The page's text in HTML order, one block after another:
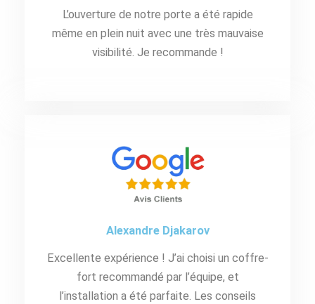
L’ouverture de notre porte a été rapide
même en plein nuit avec une très mauvaise
visibilité. Je recommande !
Alexandre Djakarov
Excellente expérience ! J’ai choisi un coffre-
fort recommandé par l’équipe, et
l’installation a été parfaite. Les conseils